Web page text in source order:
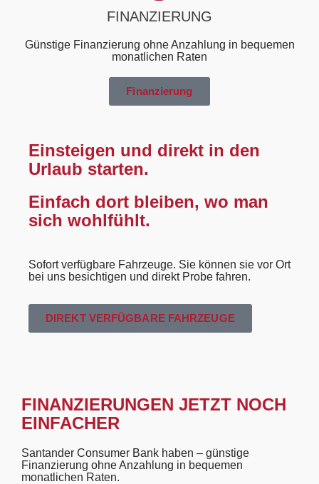
FINANZIERUNG
Günstige Finanzierung ohne Anzahlung in bequemen
monatlichen Raten
Finanzierung
Einsteigen und direkt in den
Urlaub starten.
Einfach dort bleiben, wo man
sich wohlfühlt.
Sofort verfügbare Fahrzeuge. Sie können sie vor Ort
bei uns besichtigen und direkt Probe fahren.
DIREKT VERFÜGBARE FAHRZEUGE
FINANZIERUNGEN JETZT NOCH
EINFACHER
Santander Consumer Bank haben – günstige
Finanzierung ohne Anzahlung in bequemen
monatlichen Raten.